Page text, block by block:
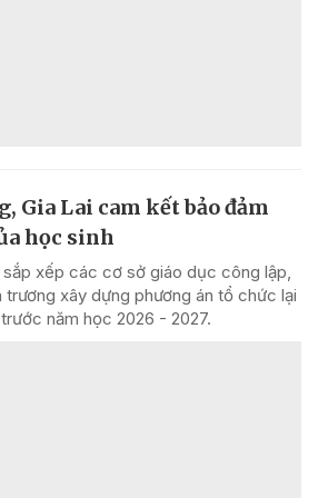
Gia Lai cam kết bảo đảm
học sinh
xếp các cơ sở giáo dục công lập,
trương xây dựng phương án tổ chức lại
năm học 2026 - 2027.